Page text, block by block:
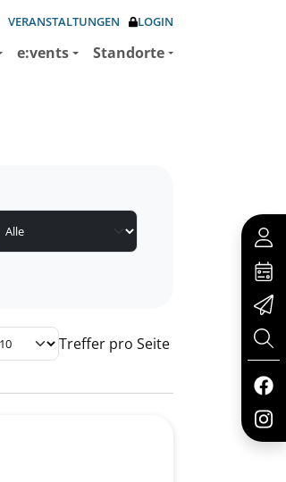
VERANSTALTUNGEN LOGIN
e:vents Standorte
Treffer pro Seite